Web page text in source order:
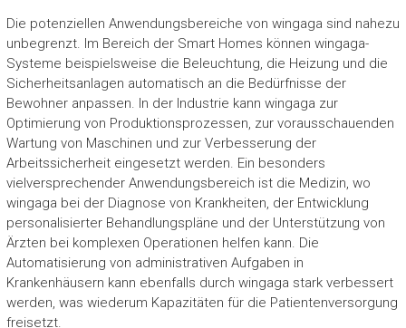
Die potenziellen Anwendungsbereiche von wingaga sind nahezu
unbegrenzt. Im Bereich der Smart Homes können wingaga-
Systeme beispielsweise die Beleuchtung, die Heizung und die
Sicherheitsanlagen automatisch an die Bedürfnisse der
Bewohner anpassen. In der Industrie kann wingaga zur
Optimierung von Produktionsprozessen, zur vorausschauenden
Wartung von Maschinen und zur Verbesserung der
Arbeitssicherheit eingesetzt werden. Ein besonders
vielversprechender Anwendungsbereich ist die Medizin, wo
wingaga bei der Diagnose von Krankheiten, der Entwicklung
personalisierter Behandlungspläne und der Unterstützung von
Ärzten bei komplexen Operationen helfen kann. Die
Automatisierung von administrativen Aufgaben in
Krankenhäusern kann ebenfalls durch wingaga stark verbessert
werden, was wiederum Kapazitäten für die Patientenversorgung
freisetzt.